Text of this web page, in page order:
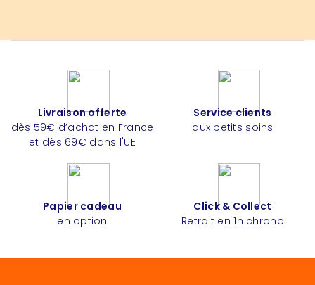
Livraison offerte
dès 59€ d’achat en France
et dès 69€ dans l'UE
Service clients
aux petits soins
Papier cadeau
en option
Click & Collect
Retrait en 1h chrono